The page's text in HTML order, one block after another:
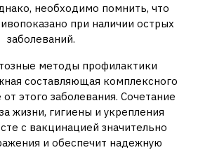
необходимо помнить, что
при наличии острых
заболеваний.
методы профилактики
составляющая комплексного
этого заболевания. Сочетание
жизни, гигиены и укрепления
с вакцинацией значительно
и обеспечит надежную